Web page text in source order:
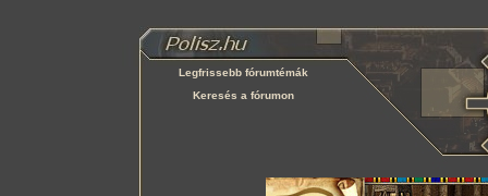
Legfrissebb fórumtémák
Keresés a fórumon